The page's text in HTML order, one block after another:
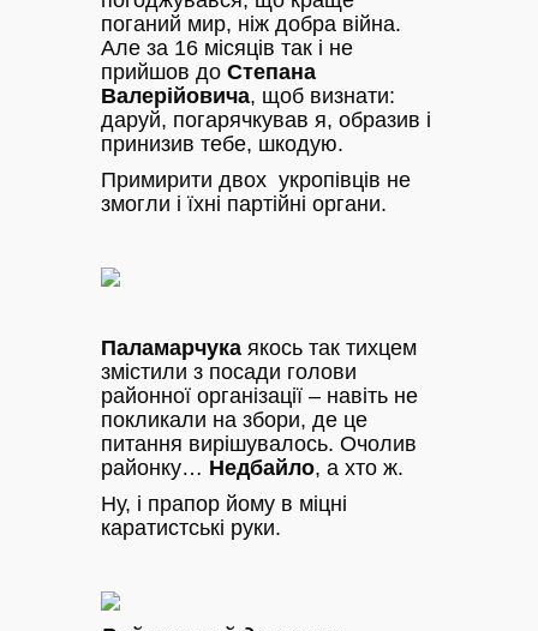
поганий мир, ніж добра війна.
Але за 16 місяців так і не
прийшов до Степана
Валерійовича, щоб визнати:
даруй, погарячкував я, образив і
принизив тебе, шкодую.
Примирити двох укропівців не
змогли і їхні партійні органи.
Паламарчука якось так тихцем
змістили з посади голови
районної організації – навіть не
покликали на збори, де це
питання вирішувалось. Очолив
районку… Недбайло, а хто ж.
Ну, і прапор йому в міцні
каратистські руки.